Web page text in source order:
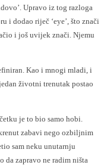
Upravo iz tog razloga
i dodao riječ ‘eye’, što znači
i još uvijek znači. Njemu
Kao i mnogi mladi, i
životni trenutak postao
je to bio samo hobi.
zabavi nego ozbiljnim
sam neku unutarnju
da zapravo ne radim ništa